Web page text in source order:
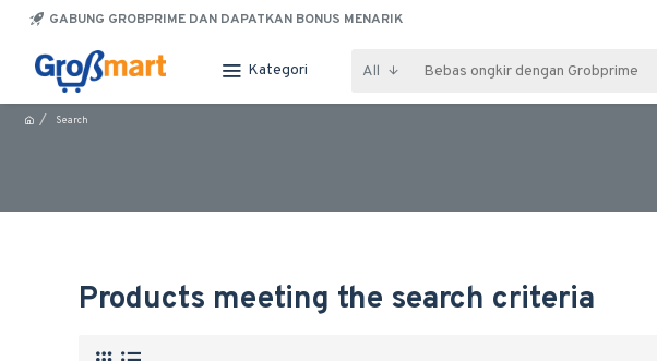
GABUNG GROBPRIME DAN DAPATKAN BONUS MENARIK
Kategori All
Search
Products meeting the search criteria